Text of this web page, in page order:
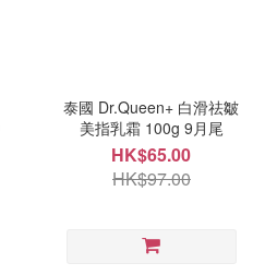
泰國 Dr.Queen+ 白滑祛皺
美指乳霜 100g 9月尾
HK$65.00
HK$97.00